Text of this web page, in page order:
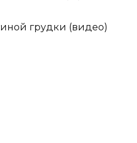
грудки (видео)